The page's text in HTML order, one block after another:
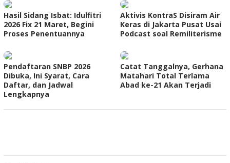
Hasil Sidang Isbat: Idulfitri
2026 Fix 21 Maret, Begini
Proses Penentuannya
Aktivis KontraS Disiram Air
Keras di Jakarta Pusat Usai
Podcast soal Remiliterisme
Pendaftaran SNBP 2026
Dibuka, Ini Syarat, Cara
Daftar, dan Jadwal
Lengkapnya
Catat Tanggalnya, Gerhana
Matahari Total Terlama
Abad ke-21 Akan Terjadi